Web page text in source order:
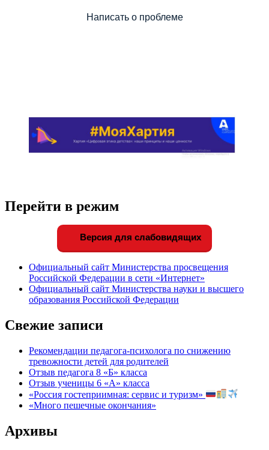
Написать о проблеме
Перейти в режим
Версия для слабовидящих
Официальный сайт Министерства просвещения
Российской Федерации в сети «Интернет»
Официальный сайт Министерства науки и высшего
образования Российской Федерации
Свежие записи
Рекомендации педагога-психолога по снижению
тревожности детей для родителей
Отзыв педагога 8 «Б» класса
Отзыв ученицы 6 «А» класса
«Россия гостеприимная: сервис и туризм»
«Много пешечные окончания»
Архивы